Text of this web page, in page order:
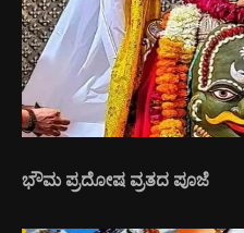
ಭೌಮ ಪ್ರದೋಷ ವ್ರತದ ಪೂಜೆ